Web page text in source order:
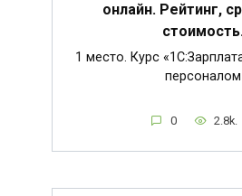
онлайн. Рейтинг,
1 место. Курс
персоналом
0 2.8k.